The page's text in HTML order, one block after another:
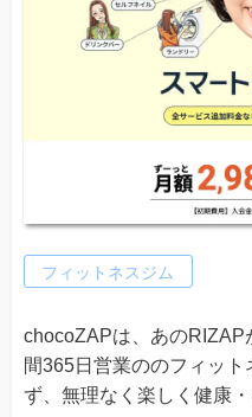
フィットネスジム
chocoZAPは、あの
間365日営業ののフィッ
ず、無理なく楽しく健康